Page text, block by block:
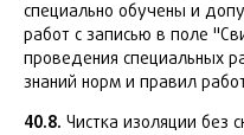
специально обучены и
работ с записью в поле
проведения специальных
знаний норм и правил
40.8. Чистка изоляции без